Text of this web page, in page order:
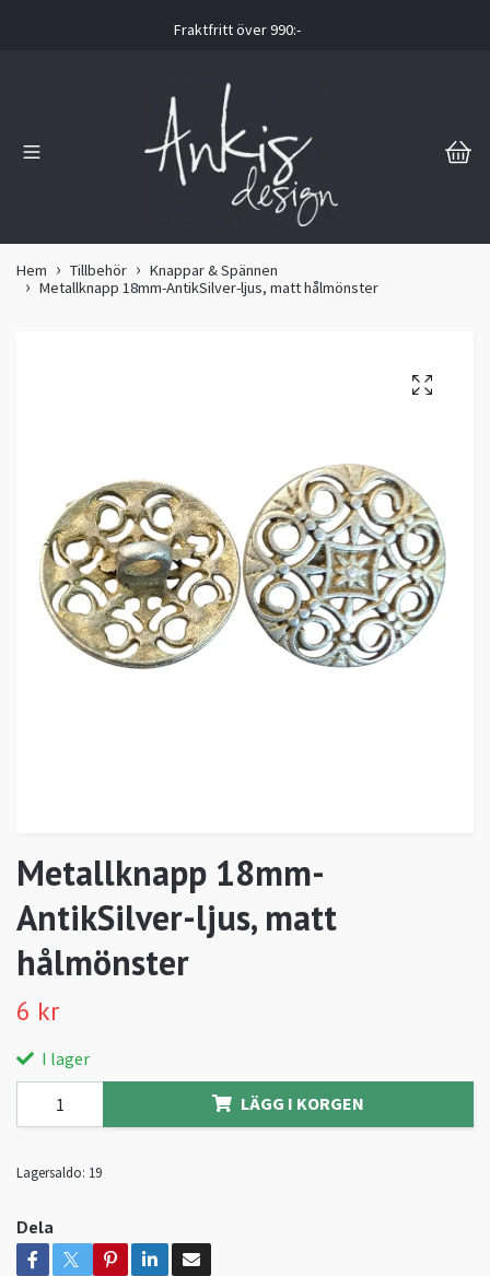
Fraktfritt över 990:-
Hem Tillbehör
Knappar & Spännen
Metallknapp 18mm-AntikSilver-ljus, matt hålmönster
Metallknapp 18mm-
AntikSilver-ljus, matt
hålmönster
6 kr
I lager
LÄGG I KORGEN
Lagersaldo: 19
Dela